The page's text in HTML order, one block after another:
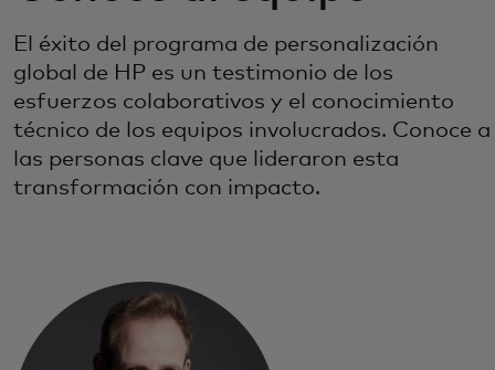
El éxito del programa de personalización
global de HP es un testimonio de los
esfuerzos colaborativos y el conocimiento
técnico de los equipos involucrados. Conoce a
las personas clave que lideraron esta
transformación con impacto.